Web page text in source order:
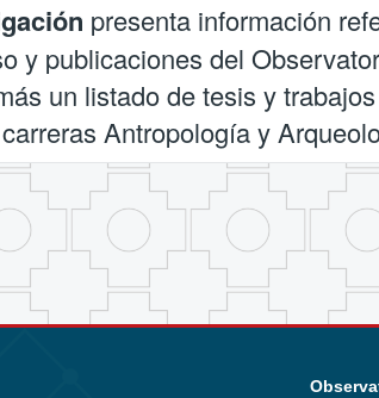
presenta información
y publicaciones del
un listado de tesis y
carreras Antropología y